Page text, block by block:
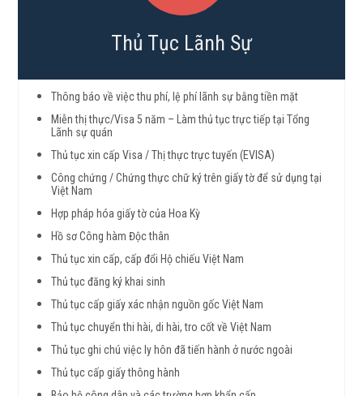
Thủ Tục Lãnh Sự
Thông báo về việc thu phí, lệ phí lãnh sự bằng tiền mặt
Miễn thị thực/Visa 5 năm – Làm thủ tục trực tiếp tại Tổng
Lãnh sự quán
Thủ tục xin cấp Visa / Thị thực trực tuyến (EVISA)
Công chứng / Chứng thực chữ ký trên giấy tờ để sử dụng tại
Việt Nam
Hợp pháp hóa giấy tờ của Hoa Kỳ
Hồ sơ Công hàm Độc thân
Thủ tục xin cấp, cấp đổi Hộ chiếu Việt Nam
Thủ tục đăng ký khai sinh
Thủ tục cấp giấy xác nhận nguồn gốc Việt Nam
Thủ tục chuyển thi hài, di hài, tro cốt về Việt Nam
Thủ tục ghi chú việc ly hôn đã tiến hành ở nước ngoài
Thủ tục cấp giấy thông hành